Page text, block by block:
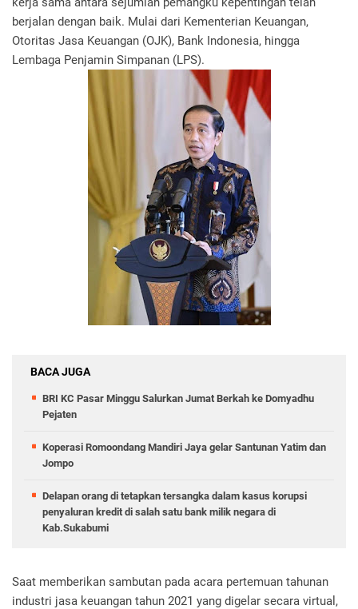
berjalan dengan baik. Mulai dari Kementerian Keuangan,
Otoritas Jasa Keuangan (OJK), Bank Indonesia, hingga
Lembaga Penjamin Simpanan (LPS).
BACA JUGA
BRI KC Pasar Minggu Salurkan Jumat Berkah ke Domyadhu
Pejaten
Koperasi Romoondang Mandiri Jaya gelar Santunan Yatim dan
Jompo
Delapan orang di tetapkan tersangka dalam kasus korupsi
penyaluran kredit di salah satu bank milik negara di
Kab.Sukabumi
Saat memberikan sambutan pada acara pertemuan tahunan
industri jasa keuangan tahun 2021 yang digelar secara virtual,